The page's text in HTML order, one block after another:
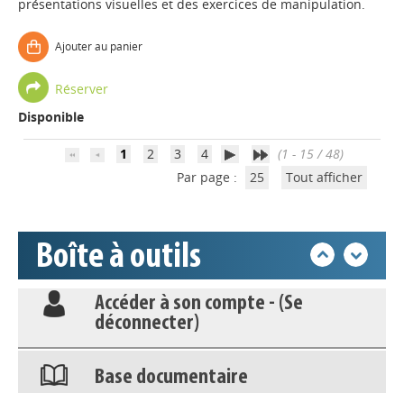
présentations visuelles et des exercices de manipulation.
Ajouter au panier
Réserver
Disponible
1 2 3 4
(1 - 15 / 48)
Par page :
25 Tout afficher
Boîte à outils
Déposer une actu !
Accéder à son compte - (Se
déconnecter)
Base documentaire
Nos veilles Scoop.it